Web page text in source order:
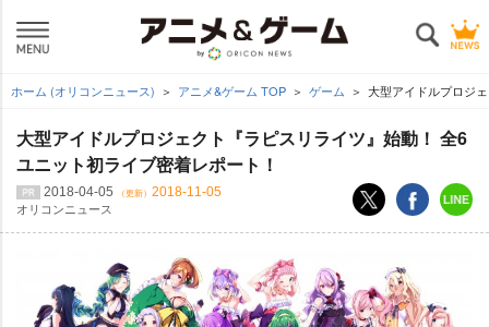
ホーム (オリコンニュース) アニメ&ゲーム TOP ゲーム 大型アイドルプロジ
大型アイドルプロジェクト『ラピスリライツ』始動！ 全6
ユニット初ライブ密着レポート！
2018-04-05 （更新） 2018-11-05
オリコンニュース